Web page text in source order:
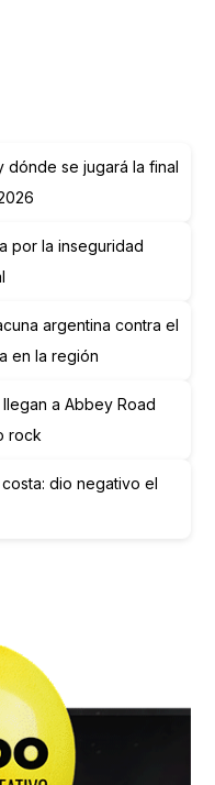
dónde se jugará la final
por la inseguridad
argentina contra el
en la región
a Abbey Road
rock
dio negativo el